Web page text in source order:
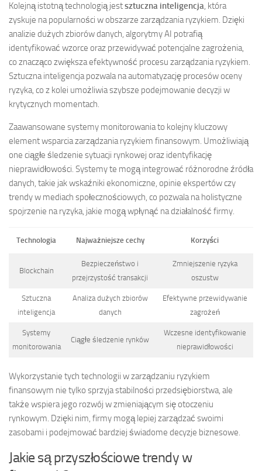
Kolejną istotną technologią jestsztuczna inteligencja, która
zyskuje na popularności w obszarze zarządzania ryzykiem. Dzięki
analizie dużych zbiorów danych, algorytmy AI potrafią
identyfikować wzorce oraz przewidywać potencjalne zagrożenia,
co znacząco zwiększa efektywność procesu zarządzania ryzykiem.
Sztuczna inteligencja pozwala na automatyzację procesów oceny
ryzyka, co z kolei umożliwia szybsze podejmowanie decyzji w
krytycznych momentach.
Zaawansowane systemy monitorowania to kolejny kluczowy
element wsparcia zarządzania ryzykiem finansowym. Umożliwiają
one ciągłe śledzenie sytuacji rynkowej oraz identyfikację
nieprawidłowości. Systemy te mogą integrować różnorodne źródła
danych, takie jak wskaźniki ekonomiczne, opinie ekspertów czy
trendy w mediach społecznościowych, co pozwala na holistyczne
spojrzenie na ryzyka, jakie mogą wpłynąć na działalność firmy.
Technologia Najważniejsze cechy Korzyści
Blockchain
Bezpieczeństwo i
przejrzystość transakcji
Zmniejszenie ryzyka
oszustw
Sztuczna
inteligencja
Analiza dużych zbiorów
danych
Efektywne przewidywanie
zagrożeń
Systemy
monitorowania
Ciągłe śledzenie rynków
Wczesne identyfikowanie
nieprawidłowości
Wykorzystanie tych technologii w zarządzaniu ryzykiem
finansowym nie tylko sprzyja stabilności przedsiębiorstwa, ale
także wspiera jego rozwój w zmieniającym się otoczeniu
rynkowym. Dzięki nim, firmy mogą lepiej zarządzać swoimi
zasobami i podejmować bardziej świadome decyzje biznesowe.
Jakie są przyszłościowe trendy w